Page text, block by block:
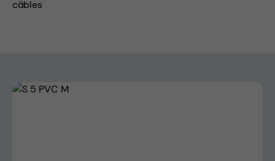
câbles
Skip image gallery